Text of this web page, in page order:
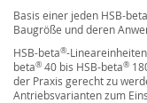
Basis einer jeden HSB-beta
Baugröße und deren
HSB-beta®-
beta® 40 bis HSB-beta®
der Praxis gerecht zu
Antriebsvarianten zum